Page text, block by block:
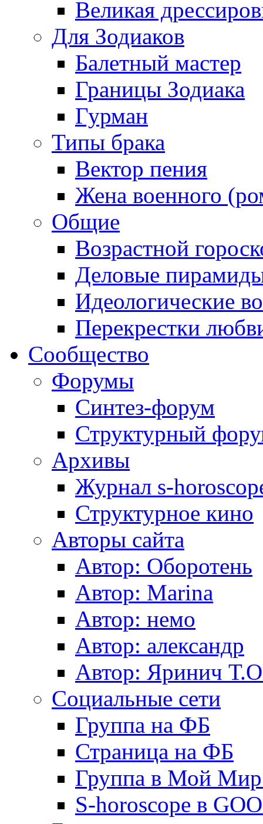
Великая
Для Зодиаков
Балетный мастер
Границы Зодиака
Гурман
Типы брака
Вектор пения
Жена военного
Общие
Возрастной
Деловые
Идеологические
Перекрестки
Сообщество
Форумы
Синтез-форум
Структурный
Архивы
Журнал s-
Структурное кино
Авторы сайта
Автор: Оборотень
Автор: Marina
Автор: немo
Автор: александр
Автор: Яринич
Социальные сети
Группа на ФБ
Страница на ФБ
Группа в Мой
S-horoscope в